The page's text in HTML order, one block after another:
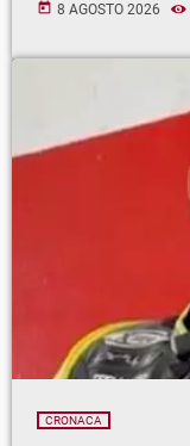
today 8 AGOSTO 2026
CRONACA